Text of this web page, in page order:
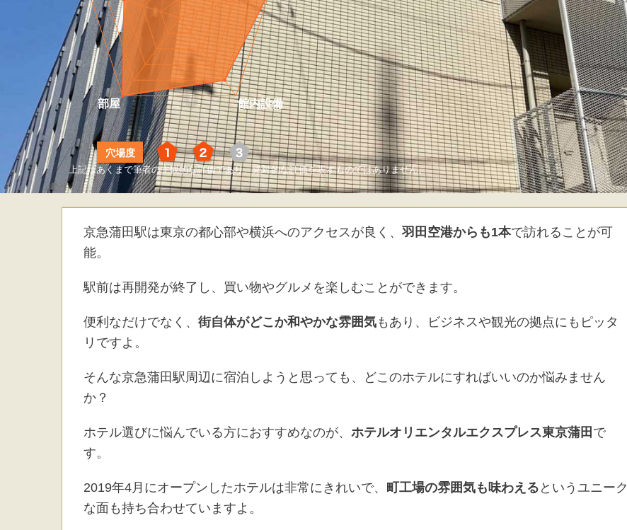
穴場度
1 2 3
上記はあくまで筆者の主観的な評価であり、絶対的な評価を表すものではありません。
京急蒲田駅は東京の都心部や横浜へのアクセスが良く、 羽田空港からも1本で訪れることが可
能。
駅前は再開発が終了し、買い物やグルメを楽しむことができます。
便利なだけでなく、 街自体がどこか和やかな雰囲気もあり、ビジネスや観光の拠点にもピッタ
リですよ。
そんな京急蒲田駅周辺に宿泊しようと思っても、どこのホテルにすればいいのか悩みません
か？
ホテル選びに悩んでいる方におすすめなのが、 ホテルオリエンタルエクスプレス東京蒲田 で
す。
2019年4月にオープンしたホテルは非常にきれいで、 町工場の雰囲気も味わえる というユニーク
な面も持ち合わせていますよ。